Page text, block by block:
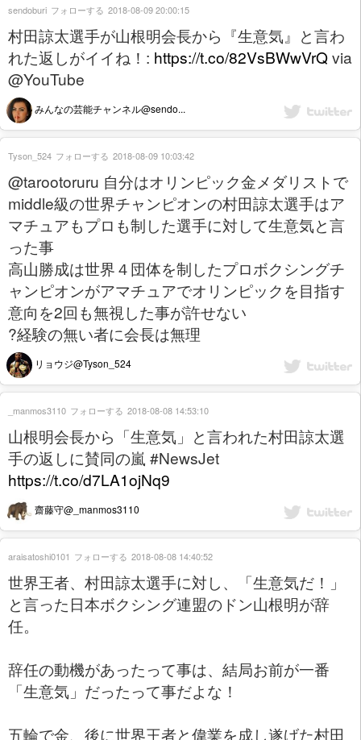
村田諒太選手が山根明会長から『生意気』と言わ
れた返しがイイね！: https://t.co/82VsBWwVrQvia
@YouTube
みんなの芸能チャンネル@sendo...
sendoburi フォローする 2018-08-09 20:00:15
@tarootoruru 自分はオリンピック金メダリストで
middle級の世界チャンピオンの村田諒太選手はア
マチュアもプロも制した選手に対して生意気と言
った事
高山勝成は世界４団体を制したプロボクシングチ
ャンピオンがアマチュアでオリンピックを目指す
意向を2回も無視した事が許せない
?経験の無い者に会長は無理
リョウジ@Tyson_524
Tyson_524 フォローする 2018-08-09 10:03:42
山根明会長から「生意気」と言われた村田諒太選
手の返しに賛同の嵐 #NewsJet
https://t.co/d7LA1ojNq9
齋藤守@_manmos3110
_manmos3110 フォローする 2018-08-08 14:53:10
世界王者、村田諒太選手に対し、「生意気だ！」
と言った日本ボクシング連盟のドン山根明が辞
任。
辞任の動機があったって事は、結局お前が一番
「生意気」だったって事だよな！
五輪で金、後に世界王者と偉業を成し遂げた村田
araisatoshi0101 フォローする 2018-08-08 14:40:52